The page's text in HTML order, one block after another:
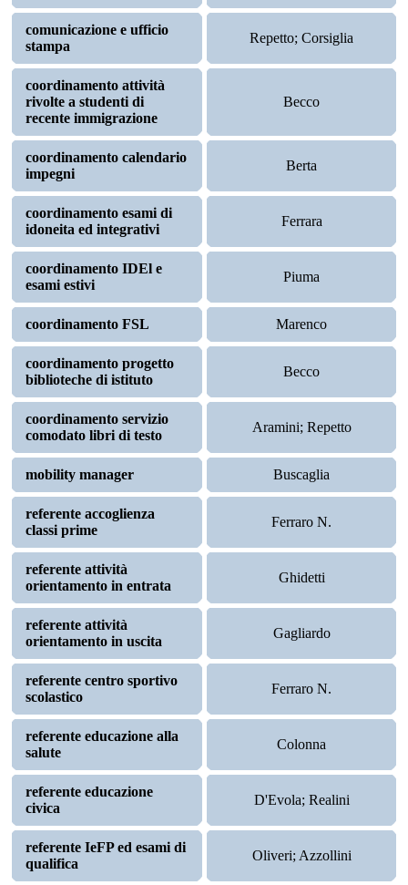
comunicazione e ufficio
stampa
Repetto; Corsiglia
coordinamento attività
rivolte a studenti di
recente immigrazione
Becco
coordinamento calendario
impegni
Berta
coordinamento esami di
idoneita ed integrativi
Ferrara
coordinamento IDEl e
esami estivi
Piuma
coordinamento FSL Marenco
coordinamento progetto
biblioteche di istituto
Becco
coordinamento servizio
comodato libri di testo
Aramini; Repetto
mobility manager Buscaglia
referente accoglienza
classi prime
Ferraro N.
referente attività
orientamento in entrata
Ghidetti
referente attività
orientamento in uscita
Gagliardo
referente centro sportivo
scolastico
Ferraro N.
referente educazione alla
salute
Colonna
referente educazione
civica
D'Evola; Realini
referente IeFP ed esami di
qualifica
Oliveri; Azzollini